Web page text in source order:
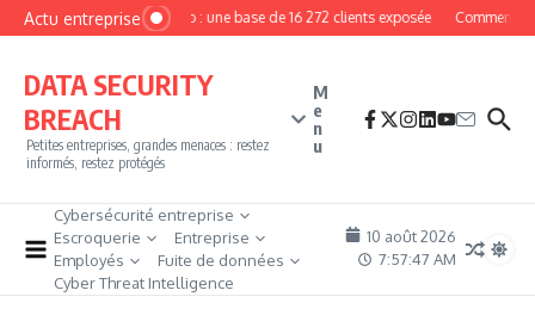
Aller au contenu
Actu entrepriseMyPhoto : une base de 16 272 clients exposée Comment
DATA SECURITY
BREACH
Petites entreprises, grandes menaces : restez
informés, restez protégés
M
e
n
u
Cybersécurité entreprise
Escroquerie
Entreprise
Employés
Fuite de données
Cyber Threat Intelligence
10 août 2026
7:57:48 AM